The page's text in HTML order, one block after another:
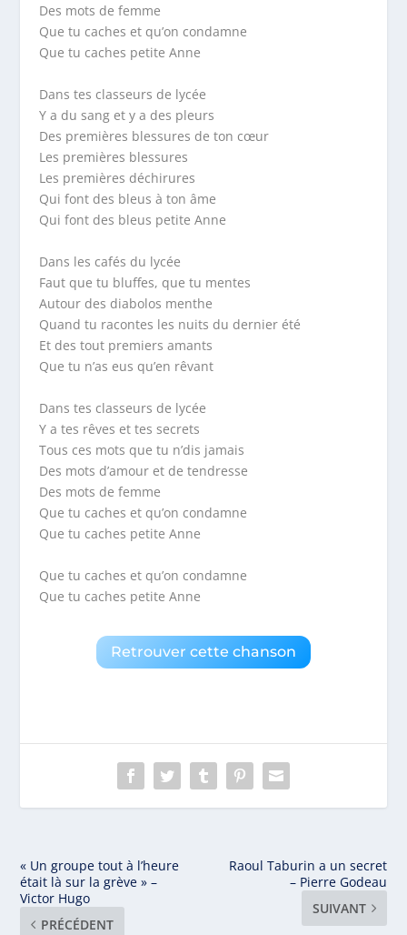
Des mots de femme
Que tu caches et qu’on condamne
Que tu caches petite Anne
Dans tes classeurs de lycée
Y a du sang et y a des pleurs
Des premières blessures de ton cœur
Les premières blessures
Les premières déchirures
Qui font des bleus à ton âme
Qui font des bleus petite Anne
Dans les cafés du lycée
Faut que tu bluffes, que tu mentes
Autour des diabolos menthe
Quand tu racontes les nuits du dernier été
Et des tout premiers amants
Que tu n’as eus qu’en rêvant
Dans tes classeurs de lycée
Y a tes rêves et tes secrets
Tous ces mots que tu n’dis jamais
Des mots d’amour et de tendresse
Des mots de femme
Que tu caches et qu’on condamne
Que tu caches petite Anne
Que tu caches et qu’on condamne
Que tu caches petite Anne
Retrouver cette chanson
« Un groupe tout à l’heure
était là sur la grève » –
Victor Hugo
PRÉCÉDENT
Raoul Taburin a un secret
– Pierre Godeau
SUIVANT